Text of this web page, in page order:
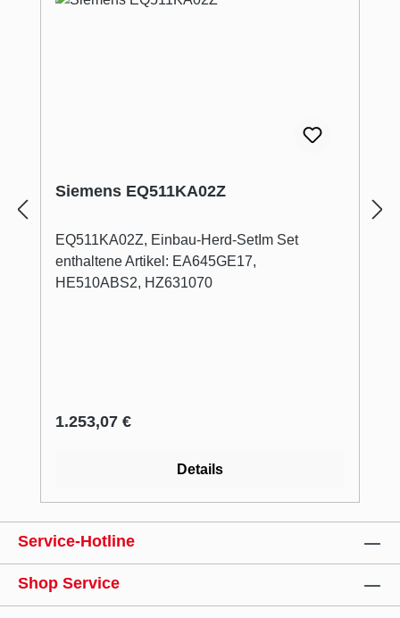
Siemens EQ511KA02Z
EQ511KA02Z, Einbau-Herd-SetIm Set
enthaltene Artikel: EA645GE17,
HE510ABS2, HZ631070
Regulärer Preis:
1.253,07 €
Details
Service-Hotline
Shop Service